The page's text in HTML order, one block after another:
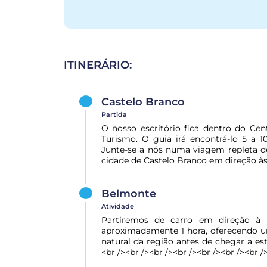
ITINERÁRIO:
Castelo Branco
Partida
O nosso escritório fica dentro do
Turismo. O guia irá encontrá-lo 5 a
Junte-se a nós numa viagem repleta
cidade de Castelo Branco em direção
Belmonte
Atividade
Partiremos de carro em direção à
aproximadamente 1 hora, oferecendo
natural da região antes de chegar a
<br /><br /><br /><br /><br /><br /><br /